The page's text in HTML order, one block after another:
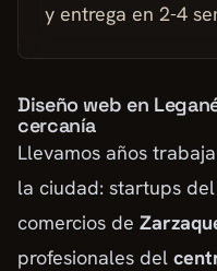
y entrega en 2-4
Diseño web en
cercanía
Llevamos años
la ciudad: startups del
comercios de
profesionales del